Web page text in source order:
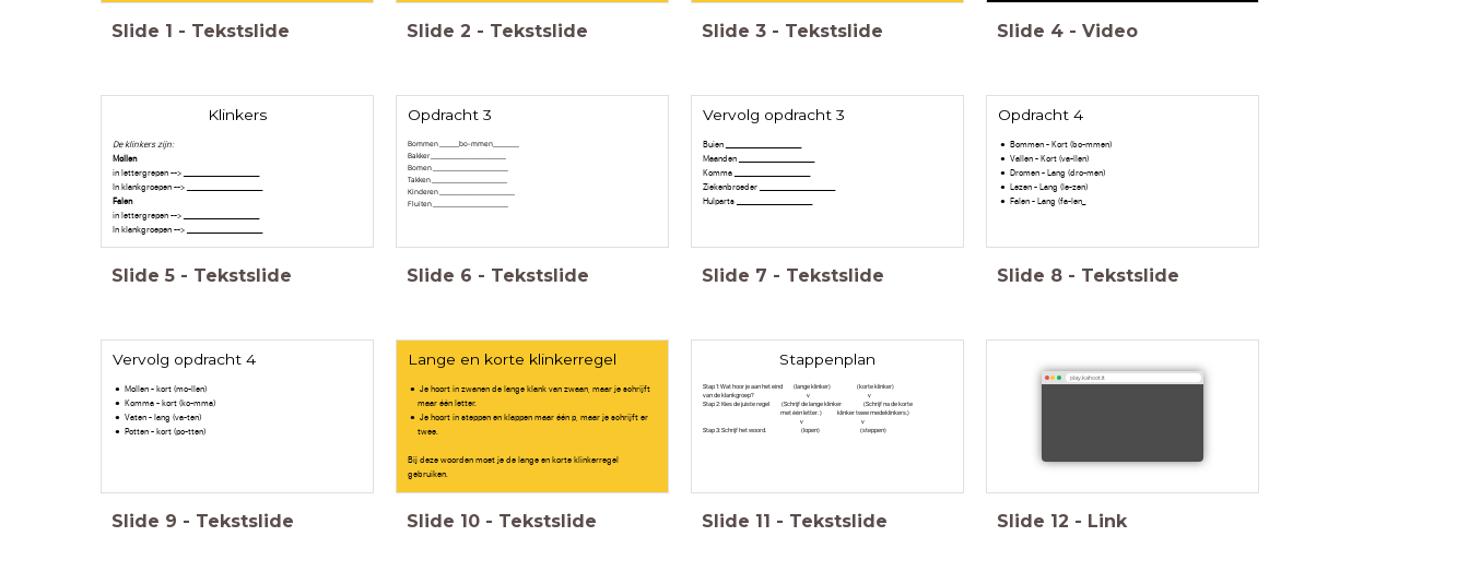
Slide 1 - Tekstslide Slide 2 - Tekstslide Slide 3 - Tekstslide Slide 4 - Video
Klinkers
De klinkers zijn:
Mollen
in lettergrepen --> _______________________
In klankgroepen --> _______________________
Falen
in lettergrepen --> _______________________
In klankgroepen --> _______________________
Slide 5 - Tekstslide
Opdracht 3
Bommen ______bo-mmen________
Bakker _______________________
Bomen _______________________
Takken _______________________
Kinderen _______________________
Fluiten _______________________
Slide 6 - Tekstslide
Vervolg opdracht 3
Buien _______________________
Maanden _______________________
Komma _______________________
Ziekenbroeder _______________________
Hulparts _______________________
Slide 7 - Tekstslide
Opdracht 4
Bommen - Kort (bo-mmen)
Vallen - Kort (va-llen)
Dromen - Lang (dro-men)
Lezen - Lang (le-zen)
Falen - Lang (fa-len_
Slide 8 - Tekstslide
Vervolg opdracht 4
Mollen - kort (mo-llen)
Komma - kort (ko-mma)
Vaten - lang (va-ten)
Potten - kort (po-tten)
Slide 9 - Tekstslide
Lange en korte klinkerregel
Je hoort in zwanen de lange klank van zwaan, maar je schrijft
maar één letter.
Je hoort in steppen en klappen maar één p, maar je schrijft er
twee.
Bij deze woorden moet je de lange en korte klinkerregel
gebruiken.
Slide 10 - Tekstslide
Stappenplan
Stap 1: Wat hoor je aan het eind (lange klinker) (korte klinker)
van de klankgroep? v v
Stap 2: Kies de juiste regel (Schrijf de lange klinker (Schrijf na de korte
met één letter. ) klinker twee medeklinkers.)
v v
Stap 3: Schrijf het woord. (lopen) (steppen)
Slide 11 - Tekstslide
play.kahoot.it
Slide 12 - Link